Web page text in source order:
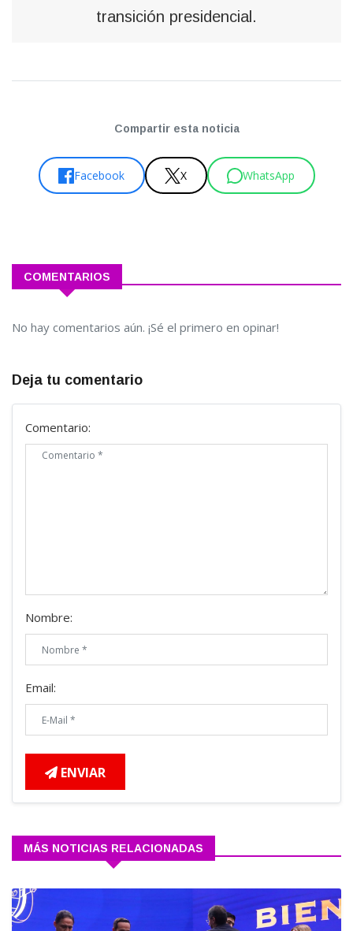
transición presidencial.
Compartir esta noticia
Facebook X WhatsApp
COMENTARIOS
No hay comentarios aún. ¡Sé el primero en opinar!
Deja tu comentario
Comentario:
Nombre:
Email:
ENVIAR
MÁS NOTICIAS RELACIONADAS